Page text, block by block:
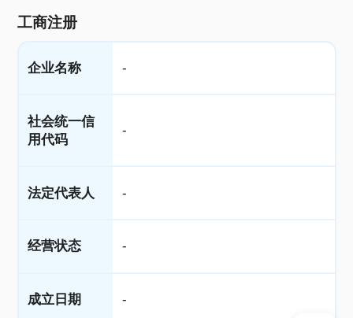
工商注册
企业名称 -
社会统一信
用代码
-
法定代表人 -
经营状态 -
成立日期 -